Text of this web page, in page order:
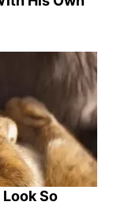
So